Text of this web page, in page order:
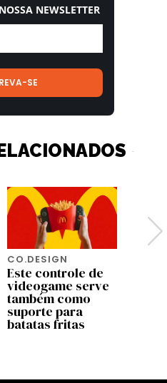
NEWSLETTER
CO.DESIGN
Este controle de
videogame serve
também como
suporte para
batatas fritas